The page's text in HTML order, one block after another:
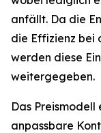
anfällt. Da die
die Effizienz bei
werden diese
weitergegeben.
Das Preismodell
anpassbare